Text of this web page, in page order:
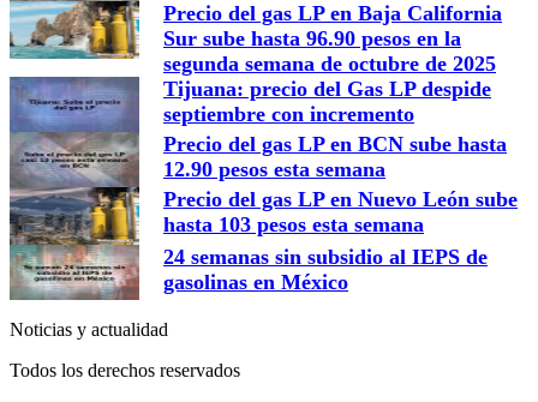
Precio del gas LP en Baja California
Sur sube hasta 96.90 pesos en la
segunda semana de octubre de 2025
Tijuana: precio del Gas LP despide
septiembre con incremento
Precio del gas LP en BCN sube hasta
12.90 pesos esta semana
Precio del gas LP en Nuevo León sube
hasta 103 pesos esta semana
24 semanas sin subsidio al IEPS de
gasolinas en México
Noticias y actualidad
Todos los derechos reservados